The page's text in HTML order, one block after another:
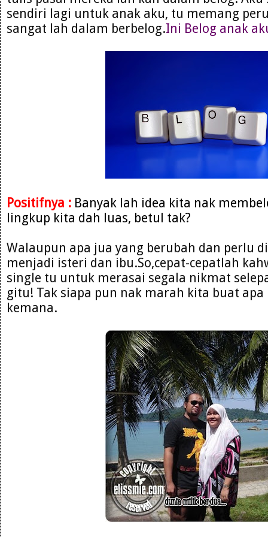
sendiri lagi untuk anak aku, tu memang
sangat lah dalam berbelog.Ini Belog anak
Positifnya : Banyak lah idea kita nak
lingkup kita dah luas, betul tak?
Walaupun apa jua yang berubah dan perlu
menjadi isteri dan ibu.So,cepat-cepatlah
single tu untuk merasai segala nikmat
gitu! Tak siapa pun nak marah kita buat
kemana.